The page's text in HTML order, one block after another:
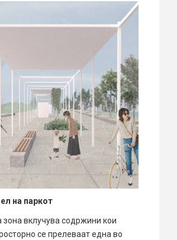
на паркот
вклучува содржини кои
се прелеваат една во